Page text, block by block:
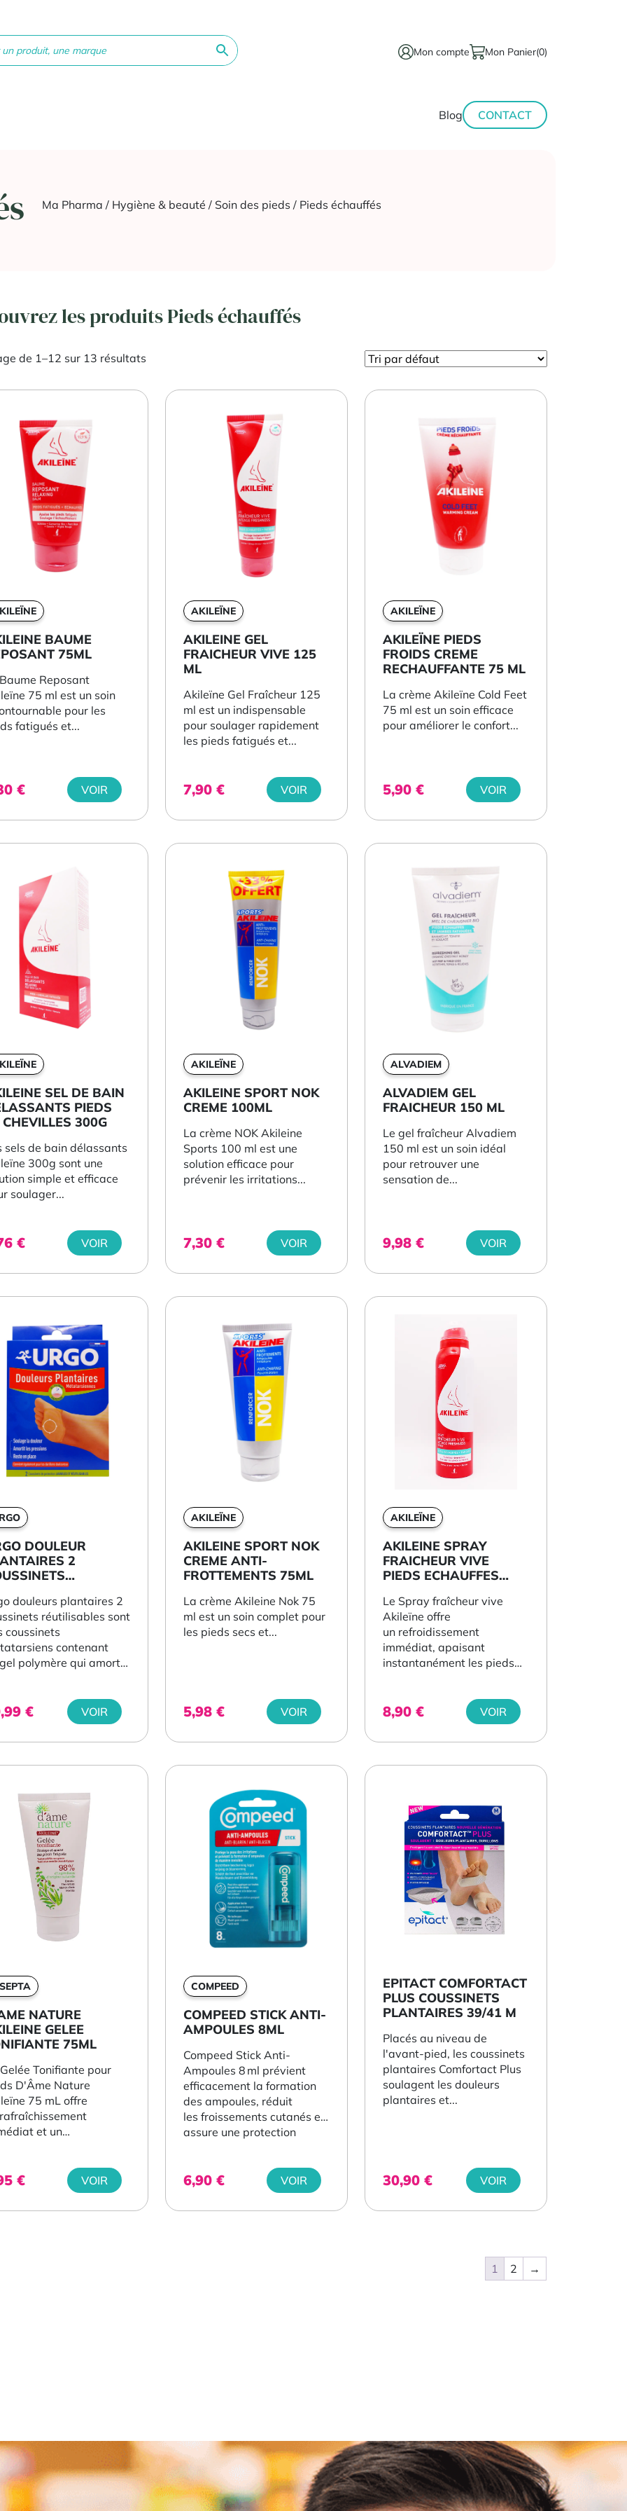
Mon compte Mon Panier(0)
Blog CONTACT
Ma Pharma / Hygiène & beauté / Soin des pieds / Pieds échauffés
les produits Pieds échauffés
de 1–12 sur 13 résultats
BAUME
75ML
Reposant
75 ml est un soin
pour les
fatigués et...
€ VOIR
AKILEÏNE
AKILEINE GEL
FRAICHEUR VIVE 125
ML
Akileïne Gel Fraîcheur 125
ml est un indispensable
pour soulager rapidement
les pieds fatigués et...
7,90 € VOIR
AKILEÏNE
AKILEÏNE PIEDS
FROIDS CREME
RECHAUFFANTE 75 ML
La crème Akileïne Cold Feet
75 ml est un soin efficace
pour améliorer le confort...
5,90 € VOIR
SEL DE BAIN
PIEDS
CHEVILLES 300G
sels de bain délassants
300g sont une
simple et efficace
soulager...
€ VOIR
AKILEÏNE
AKILEINE SPORT NOK
CREME 100ML
La crème NOK Akileine
Sports 100 ml est une
solution efficace pour
prévenir les irritations...
7,30 € VOIR
ALVADIEM
ALVADIEM GEL
FRAICHEUR 150 ML
Le gel fraîcheur Alvadiem
150 ml est un soin idéal
pour retrouver une
sensation de...
9,98 € VOIR
DOULEUR
2
douleurs plantaires 2
réutilisables sont
coussinets
contenant
polymère qui amortit
€ VOIR
AKILEÏNE
AKILEINE SPORT NOK
CREME ANTI-
FROTTEMENTS 75ML
La crème Akileine Nok 75
ml est un soin complet pour
les pieds secs et...
5,98 € VOIR
AKILEÏNE
AKILEINE SPRAY
FRAICHEUR VIVE
PIEDS ECHAUFFES
Le Spray fraîcheur vive
Akileïne offre
un refroidissement
immédiat, apaisant
instantanément les pieds
8,90 € VOIR
NATURE
GELEE
75ML
Tonifiante pour
D'Âme Nature
75 mL offre
et un
€ VOIR
COMPEED
COMPEED STICK ANTI-
AMPOULES 8ML
Compeed Stick Anti-
Ampoules 8 ml prévient
efficacement la formation
des ampoules, réduit
les froissements cutanés et
assure une protection
6,90 € VOIR
EPITACT COMFORTACT
PLUS COUSSINETS
PLANTAIRES 39/41 M
Placés au niveau de
l'avant-pied, les coussinets
plantaires Comfortact Plus
soulagent les douleurs
plantaires et...
30,90 € VOIR
1 2 →